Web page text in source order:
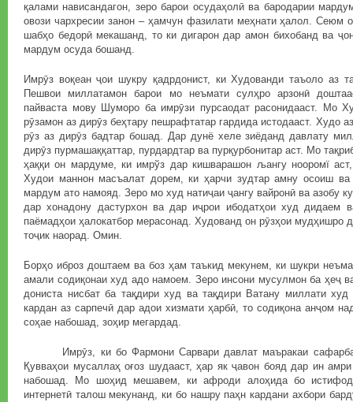
қалами нависандагон, зеро барои осудаҳолӣ ва бародарии
овози чархресии занон – ҳамчун фазилати меҳнати ҳалол. Сеюм
шабҳо бедорӣ мекашанд, то ки дигарон дар амон бихобанд ва
мардум осуда бошанд.
Имрӯз воқеан ҷои шукру қадрдонист, ки Худованди таъоло аз
Пешвои миллатамон барои мо неъмати сулҳро арзонӣ
пайваста мову Шуморо ба имрӯзи пурсаодат расонидааст. Мо
рӯзамон аз дирӯз беҳтару пешрафтатар гардида истодааст. Худо
рӯз аз дирӯз бадтар бошад. Дар дунё хеле зиёданд давлату
дирӯз пурмашаққаттар, пурдардтар ва пурқурбонитар аст. Мо
ҳаққи он мардуме, ки имрўз дар кишварашон љангу нооромї
Худои маннон масъалат дорем, ки ҳарчи зудтар амну осоиш ва
мардум ато намояд. Зеро мо худ натиҷаи ҷангу вайронӣ ва азобу
дар хонадону дастурхон ва дар иҷрои ибодатҳои худ дидаем
паёмадҳои ҳалокатбор мерасонад. Худованд он рӯзҳои мудҳишро
тоҷик наорад. Омин.
Борҳо иброз доштаем ва боз ҳам таъкид мекунем, ки шукри
амали содиқонаи худ адо намоем. Зеро инсони мусулмон ба ҳеҷ
дониста нисбат ба тақдири худ ва тақдири Ватану миллати худ
кардан аз сарпечӣ дар адои хизмати ҳарбӣ, то содиқона анҷом
соҳае набошад, зоҳир мегардад.
Имрӯз, ки бо Фармони Сарвари давлат маъракаи
Қувваҳои мусаллаҳ оғоз шудааст, ҳар як ҷавон бояд дар ин
набошад. Мо шоҳид мешавем, ки афроди алоҳида бо
интернетӣ талош мекунанд, ки бо нашру паҳн кардани ахбори